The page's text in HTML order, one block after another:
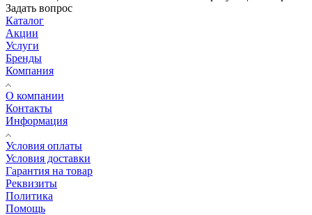
Задать вопрос
Каталог
Акции
Услуги
Бренды
Компания
О компании
Контакты
Информация
Условия оплаты
Условия доставки
Гарантия на товар
Реквизиты
Политика
Помощь